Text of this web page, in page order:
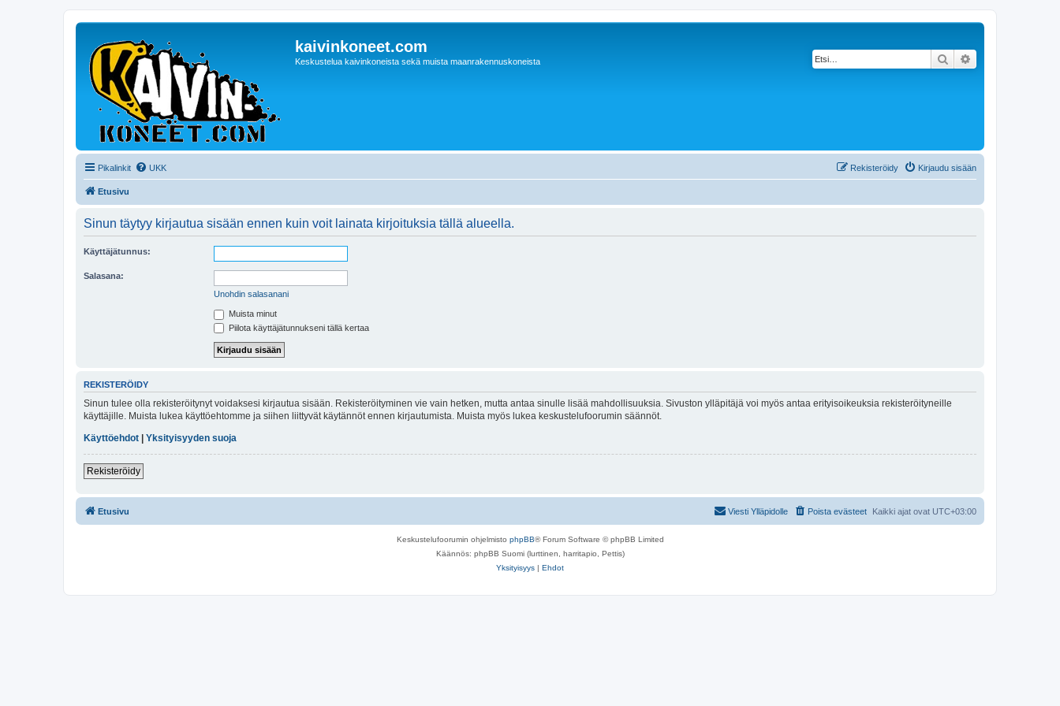
kaivinkoneet.com
Keskustelua kaivinkoneista sekä muista maanrakennuskoneista Etsi
Pikalinkit UKK Kirjaudu sisään
Rekisteröidy
Etusivu
Sinun täytyy kirjautua sisään ennen kuin voit lainata kirjoituksia tällä alueella.
Käyttäjätunnus:
Salasana:
Unohdin salasanani
Muista minut
Piilota käyttäjätunnukseni tällä kertaa
REKISTERÖIDY
Sinun tulee olla rekisteröitynyt voidaksesi kirjautua sisään. Rekisteröityminen vie vain hetken, mutta antaa sinulle lisää mahdollisuuksia. Sivuston ylläpitäjä voi myös antaa erityisoikeuksia rekisteröityneille
käyttäjille. Muista lukea käyttöehtomme ja siihen liittyvät käytännöt ennen kirjautumista. Muista myös lukea keskustelufoorumin säännöt.
Käyttöehdot | Yksityisyyden suoja
Rekisteröidy
Etusivu Kaikki ajat ovat UTC+03:00
Poista evästeet
Viesti Ylläpidolle
Keskustelufoorumin ohjelmisto phpBB® Forum Software © phpBB Limited
Käännös: phpBB Suomi (lurttinen, harritapio, Pettis)
Yksityisyys | Ehdot